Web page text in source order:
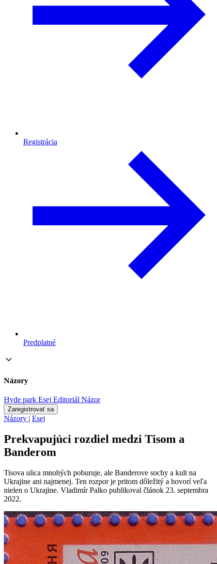
Registrácia
Predplatné
Názory
Hyde park Esej Editoriál Názor
Zaregistrovať sa
Názory | Esej
Prekvapujúci rozdiel medzi Tisom a
Banderom
Tisova ulica mnohých poburuje, ale Banderove sochy a kult na
Ukrajine ani najmenej. Ten rozpor je pritom dôležitý a hovorí veľa
nielen o Ukrajine. Vladimír Palko publikoval článok 23. septembra
2022.